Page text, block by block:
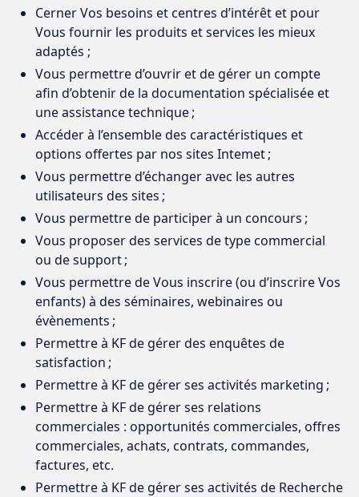
Cerner Vos besoins et centres d’intérêt et pour
Vous fournir les produits et services les mieux
adaptés ;
Vous permettre d’ouvrir et de gérer un compte
afin d’obtenir de la documentation spécialisée et
une assistance technique ;
Accéder à l’ensemble des caractéristiques et
options offertes par nos sites Intemet ;
Vous permettre d’échanger avec les autres
utilisateurs des sites ;
Vous permettre de participer à un concours ;
Vous proposer des services de type commercial
ou de support ;
Vous permettre de Vous inscrire (ou d’inscrire Vos
enfants) à des séminaires, webinaires ou
évènements ;
Permettre à KF de gérer des enquêtes de
satisfaction ;
Permettre à KF de gérer ses activités marketing ;
Permettre à KF de gérer ses relations
commerciales : opportunités commerciales, offres
commerciales, achats, contrats, commandes,
factures, etc.
Permettre à KF de gérer ses activités de Recherche